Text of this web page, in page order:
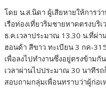
โดย น.ส.นิดา ผู้เสียหายให้การว่
เรือท่องเที่ยวริมชายหาดตรงบริ
ธ.ค.เวลาประมาณ 13.30 น.ที่ผ่
ฮอนด้า สีขาว ทะเบียน 3 กค-
เพื่อลงไปทำงานซึ่งอยู่ตรงข้าม
เวลาผ่านไปประมาณ 30 นาทีร
สอบถามกลุ่มเพื่อนทราบว่าผู้ก่อ